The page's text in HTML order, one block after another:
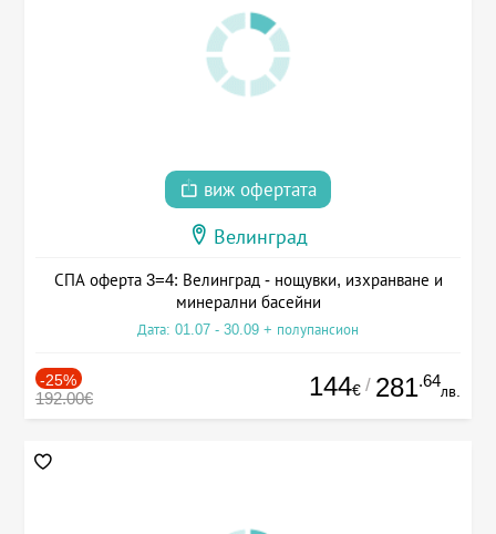
виж офертата
Велинград
СПА оферта 3=4: Велинград - нощувки, изхранване и
минерални басейни
Дата: 01.07 - 30.09 + полупансион
-25%
192.00€ 144€ / 281.64
лв.